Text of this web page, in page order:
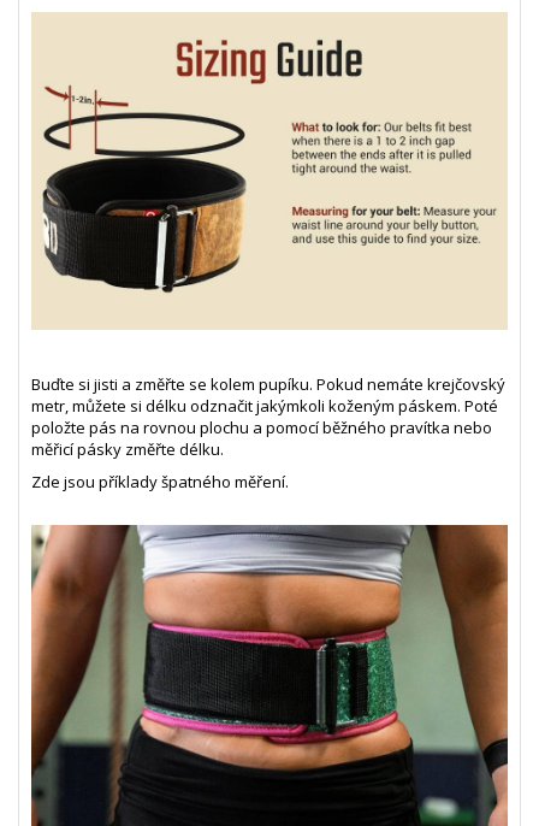
Buďte si jisti a změřte se kolem pupíku. Pokud nemáte krejčovský
metr, můžete si délku odznačit jakýmkoli koženým páskem. Poté
položte pás na rovnou plochu a pomocí běžného pravítka nebo
měřicí pásky změřte délku.
Zde jsou příklady špatného měření.